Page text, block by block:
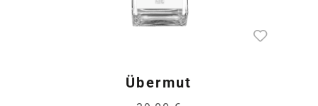
Übermut